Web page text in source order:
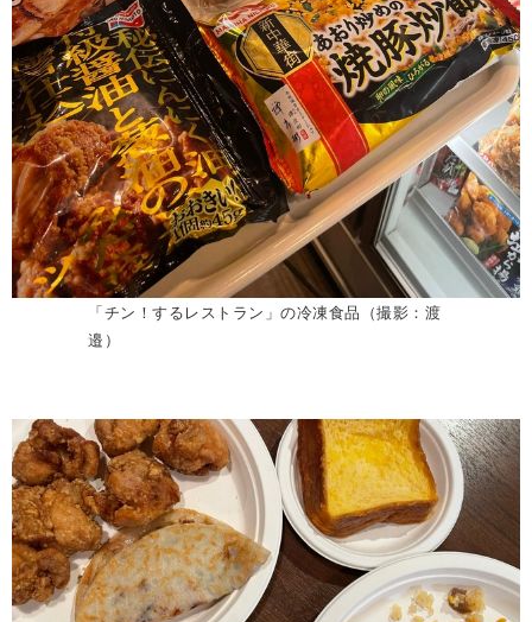
「チン！するレストラン」の冷凍食品（撮影：渡
邉）